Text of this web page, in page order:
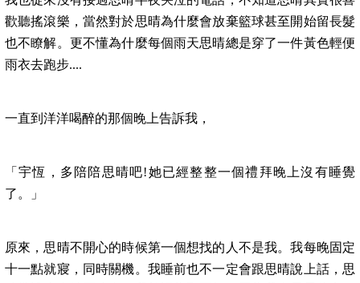
歡聽搖滾樂，當然對於思晴為什麼會放棄籃球甚至開始留長髮
也不瞭解。更不懂為什麼每個雨天思晴總是穿了一件黃色輕便
雨衣去跑步....
一直到洋洋喝醉的那個晚上告訴我，
「宇恆，多陪陪思晴吧!她已經整整一個禮拜晚上沒有睡覺
了。」
原來，思晴不開心的時候第一個想找的人不是我。我每晚固定
十一點就寢，同時關機。我睡前也不一定會跟思晴說上話，思